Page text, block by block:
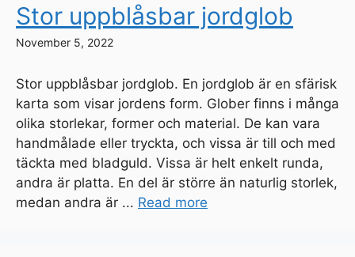
Stor uppblåsbar jordglob
November 5, 2022
Stor uppblåsbar jordglob. En jordglob är en sfärisk
karta som visar jordens form. Glober finns i många
olika storlekar, former och material. De kan vara
handmålade eller tryckta, och vissa är till och med
täckta med bladguld. Vissa är helt enkelt runda,
andra är platta. En del är större än naturlig storlek,
medan andra är ... Read more